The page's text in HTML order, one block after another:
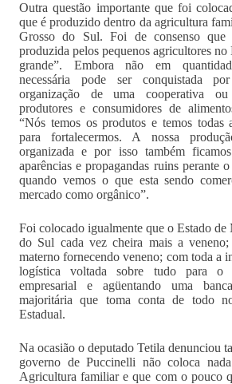
Outra questão importante que foi
que é produzido dentro da agricultura
Grosso do Sul. Foi de consenso que
produzida pelos pequenos agricultores
grande”. Embora não em
necessária pode ser conquistada
organização de uma cooperativa
produtores e consumidores de
“Nós temos os produtos e temos todas
para fortalecermos. A nossa
organizada e por isso também
aparências e propagandas ruins perante
quando vemos o que esta sendo
mercado como orgânico”.
Foi colocado igualmente que o Estado de
do Sul cada vez cheira mais a
materno fornecendo veneno; com toda a
logística voltada sobre tudo para o
empresarial e agüentando uma
majoritária que toma conta de todo
Estadual.
Na ocasião o deputado Tetila denunciou
governo de Puccinelli não coloca
Agricultura familiar e que com o pouco